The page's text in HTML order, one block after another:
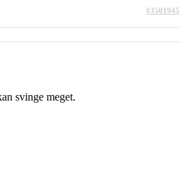
#3501945
svinge meget.